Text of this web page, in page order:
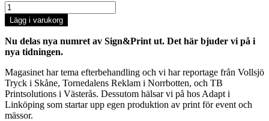
Sign&Print
Nr
586
quantity
Lägg i varukorg
Nu delas nya numret av Sign&Print ut. Det här bjuder vi på i
nya tidningen.
Magasinet har tema efterbehandling och vi har reportage från Vollsjö
Tryck i Skåne, Tornedalens Reklam i Norrbotten, och TB
Printsolutions i Västerås. Dessutom hälsar vi på hos Adapt i
Linköping som startar upp egen produktion av print för event och
mässor.